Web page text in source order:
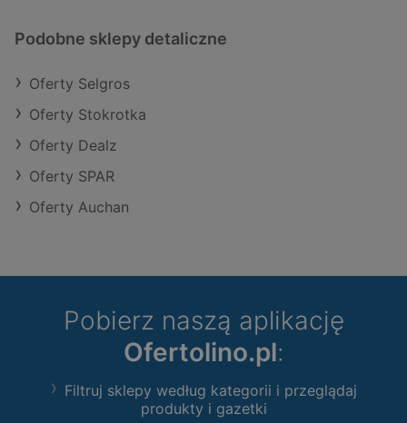
Podobne sklepy detaliczne
Oferty Selgros
Oferty Stokrotka
Oferty Dealz
Oferty SPAR
Oferty Auchan
Pobierz naszą aplikację
Ofertolino.pl:
Filtruj sklepy według kategorii i przeglądaj
produkty i gazetki